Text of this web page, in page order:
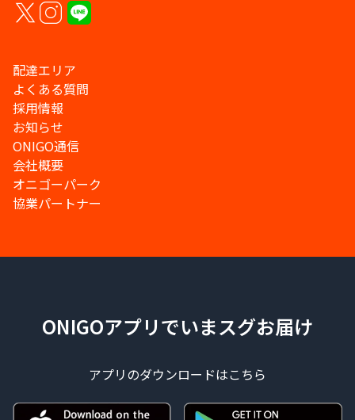
配達エリア
よくある質問
採用情報
お知らせ
ONIGO通信
会社概要
オニゴーパーク
協業パートナー
ONIGOアプリでいまスグお届け
アプリのダウンロードはこちら